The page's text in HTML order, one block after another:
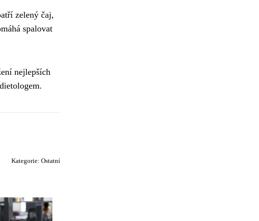
zelený čaj,
spalovat
nejlepších
Kategorie: Ostatní